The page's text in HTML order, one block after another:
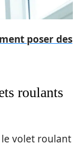
poser des
roulants
volet roulant